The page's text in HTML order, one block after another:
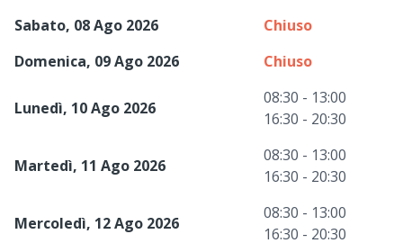
Sabato, 08 Ago 2026
Chiuso
Domenica, 09 Ago 2026
Chiuso
Lunedì, 10 Ago 2026
08:30 - 13:00
16:30 - 20:30
Martedì, 11 Ago 2026
08:30 - 13:00
16:30 - 20:30
Mercoledì, 12 Ago 2026
08:30 - 13:00
16:30 - 20:30